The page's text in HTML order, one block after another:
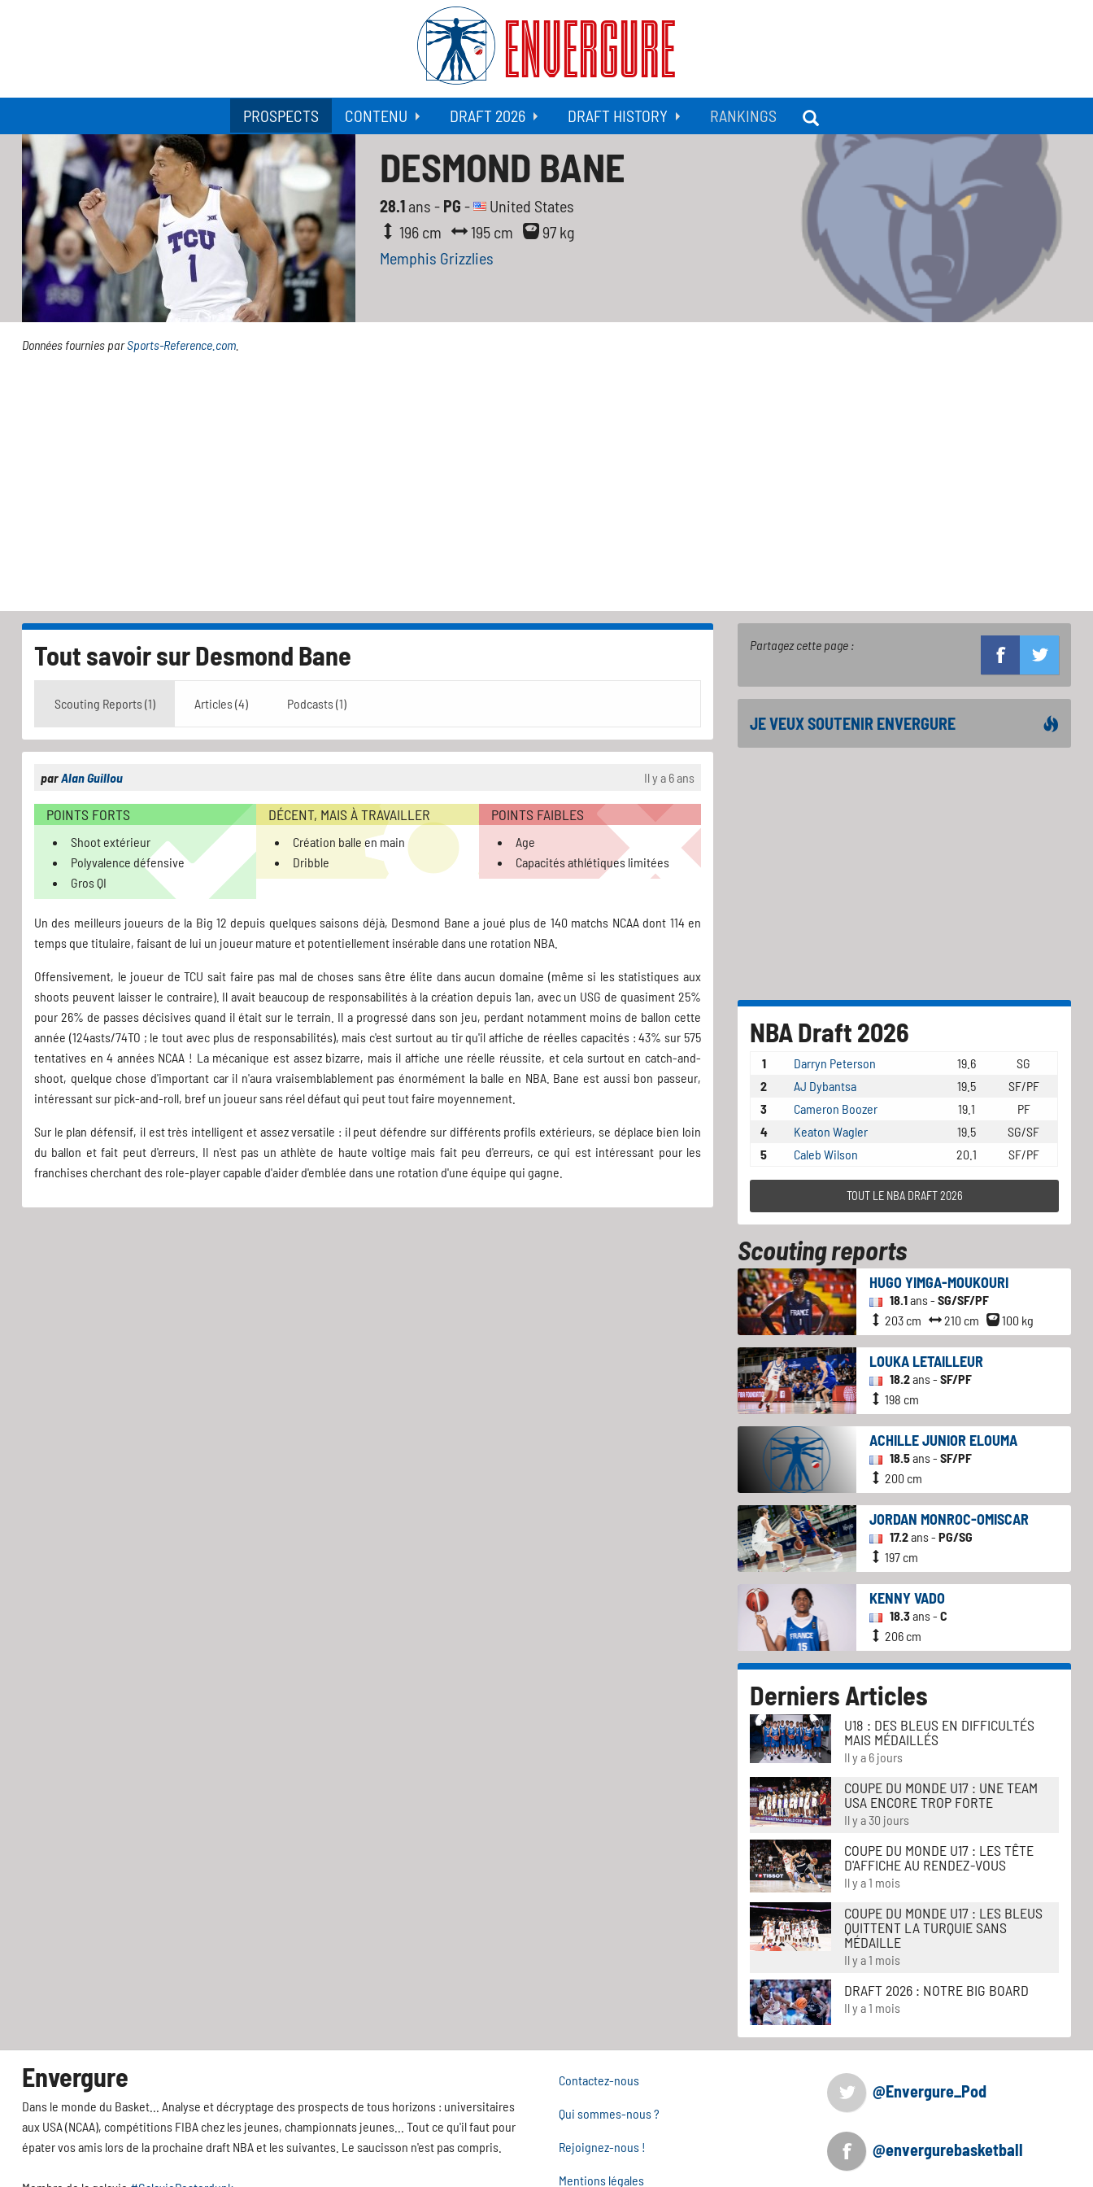
ENVERGURE
PROSPECTS CONTENU DRAFT 2026 DRAFT HISTORY RANKINGS
DESMOND BANE
28.1ans - PG -
United States
196 cm
195 cm
97 kg
Memphis Grizzlies
Données fournies parSports-Reference.com
Tout savoir surDesmond Bane
Scouting Reports (1) Articles (4) Podcasts (1)
parAlan Guillou Il y a 6 ans
POINTS FORTS
Shoot extérieur
Polyvalence défensive
Gros QI
DÉCENT, MAIS À TRAVAILLER
Création balle en main
Dribble
POINTS FAIBLES
Age
Capacités athlétiques limitées
Un des meilleurs joueurs de la Big 12 depuis quelques saisons déjà, Desmond Bane a joué plus de 140 matchs NCAA dont 114 en
temps que titulaire, faisant de lui un joueur mature et potentiellement insérable dans une rotation NBA.
Offensivement, le joueur de TCU sait faire pas mal de choses sans être élite dans aucun domaine (même si les statistiques aux
shoots peuvent laisser le contraire). Il avait beaucoup de responsabilités à la création depuis 1an, avec un USG de quasiment 25%
pour 26% de passes décisives quand il était sur le terrain. Il a progressé dans son jeu, perdant notamment moins de ballon cette
année (124asts/74TO ; le tout avec plus de responsabilités), mais c'est surtout au tir qu'il affiche de réelles capacités : 43% sur 575
tentatives en 4 années NCAA ! La mécanique est assez bizarre, mais il affiche une réelle réussite, et cela surtout en catch-and-
shoot, quelque chose d'important car il n'aura vraisemblablement pas énormément la balle en NBA. Bane est aussi bon passeur,
intéressant sur pick-and-roll, bref un joueur sans réel défaut qui peut tout faire moyennement.
Sur le plan défensif, il est très intelligent et assez versatile : il peut défendre sur différents profils extérieurs, se déplace bien loin
du ballon et fait peut d'erreurs. Il n'est pas un athlète de haute voltige mais fait peu d'erreurs, ce qui est intéressant pour les
franchises cherchant des role-player capable d'aider d'emblée dans une rotation d'une équipe qui gagne.
Partagez cette page :
JE VEUX SOUTENIR ENVERGURE
NBA Draft 2026
1 Darryn Peterson 19.6
SG
2
AJ Dybantsa 19.5
SF/PF
3
Cameron Boozer 19.1
PF
4
Keaton Wagler 19.5
SG/SF
5
Caleb Wilson 20.1 SF/PF
TOUT LE NBA DRAFT 2026
Scouting reports
HUGO YIMGA-MOUKOURI
18.1ans -SG/SF/PF
203 cm
210 cm 100 kg
LOUKA LETAILLEUR
18.2ans -SF/PF
198 cm
ACHILLE JUNIOR ELOUMA
18.5ans -SF/PF
200 cm
JORDAN MONROC-OMISCAR
17.2ans -PG/SG
197 cm
KENNY VADO
18.3ans -C
206 cm
Derniers Articles
U18 : DES BLEUS EN DIFFICULTÉS
MAIS MÉDAILLÉS
Il y a 6 jours
COUPE DU MONDE U17 : UNE TEAM
USA ENCORE TROP FORTE
Il y a 30 jours
COUPE DU MONDE U17 : LES TÊTE
D'AFFICHE AU RENDEZ-VOUS
Il y a 1 mois
COUPE DU MONDE U17 : LES BLEUS
QUITTENT LA TURQUIE SANS
MÉDAILLE
Il y a 1 mois
DRAFT 2026 : NOTRE BIG BOARD
Il y a 1 mois
Envergure
Dans le monde du Basket... Analyse et décryptage des prospects de tous horizons : universitaires
aux USA (NCAA), compétitions FIBA chez les jeunes, championnats jeunes... Tout ce qu'il faut pour
épater vos amis lors de la prochaine draft NBA et les suivantes. Le saucisson n'est pas compris.
Contactez-nous
Qui sommes-nous ?
Rejoignez-nous !
Mentions légales
@Envergure_Pod
@envergurebasketball